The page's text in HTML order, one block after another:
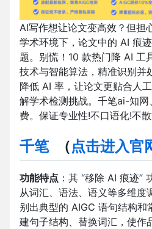
AI写作想让论文变高效？但担
学术环境下，论文中的 AI 痕
题。别慌！10 款热门降 AI 工
技术与智能算法，精准识别并
降低 AI 率，让论文更贴合人
解学术检测挑战。千笔ai-知网
费。保证专业性!不口语化!不
千笔（点击进入官
功能特点 ：其 “移除 AI 痕迹”
从词汇、语法、语义等多维度
别出典型的 AIGC 语句结构和
建句子结构、替换词汇，使作